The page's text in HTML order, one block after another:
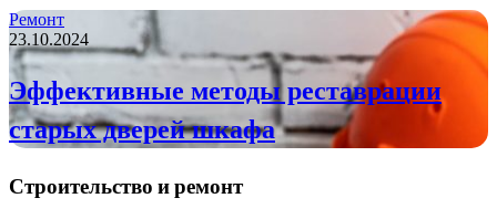
Ремонт
23.10.2024
Эффективные методы реставрации
старых дверей шкафа
Строительство и ремонт